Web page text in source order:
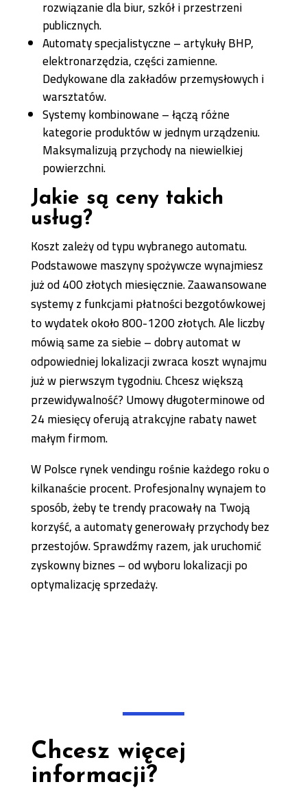
rozwiązanie dla biur, szkół i przestrzeni
publicznych.
Automaty specjalistyczne – artykuły BHP,
elektronarzędzia, części zamienne.
Dedykowane dla zakładów przemysłowych i
warsztatów.
Systemy kombinowane – łączą różne
kategorie produktów w jednym urządzeniu.
Maksymalizują przychody na niewielkiej
powierzchni.
Jakie są ceny takich
usług?
Koszt zależy od typu wybranego automatu.
Podstawowe maszyny spożywcze wynajmiesz
już od 400 złotych miesięcznie. Zaawansowane
systemy z funkcjami płatności bezgotówkowej
to wydatek około 800-1200 złotych. Ale liczby
mówią same za siebie – dobry automat w
odpowiedniej lokalizacji zwraca koszt wynajmu
już w pierwszym tygodniu. Chcesz większą
przewidywalność? Umowy długoterminowe od
24 miesięcy oferują atrakcyjne rabaty nawet
małym firmom.
W Polsce rynek vendingu rośnie każdego roku o
kilkanaście procent. Profesjonalny wynajem to
sposób, żeby te trendy pracowały na Twoją
korzyść, a automaty generowały przychody bez
przestojów. Sprawdźmy razem, jak uruchomić
zyskowny biznes – od wyboru lokalizacji po
optymalizację sprzedaży.
Chcesz więcej
informacji?